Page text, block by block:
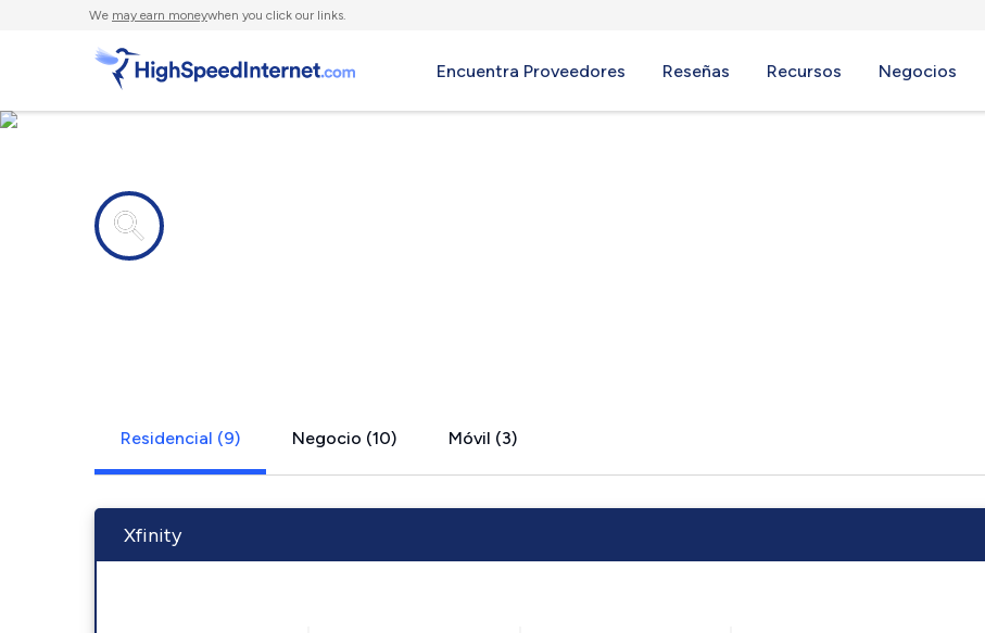
We may earn moneywhen you click our links.
Encuentra Proveedores Reseñas Recursos Negocios
Residencial (9) Negocio (10) Móvil (3)
Xfinity